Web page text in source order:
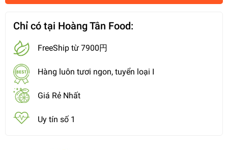
Chỉ có tại Hoàng Tân Food:
FreeShip từ 7900円
Hàng luôn tươi ngon, tuyển loại I
Giá Rẻ Nhất
Uy tín số 1